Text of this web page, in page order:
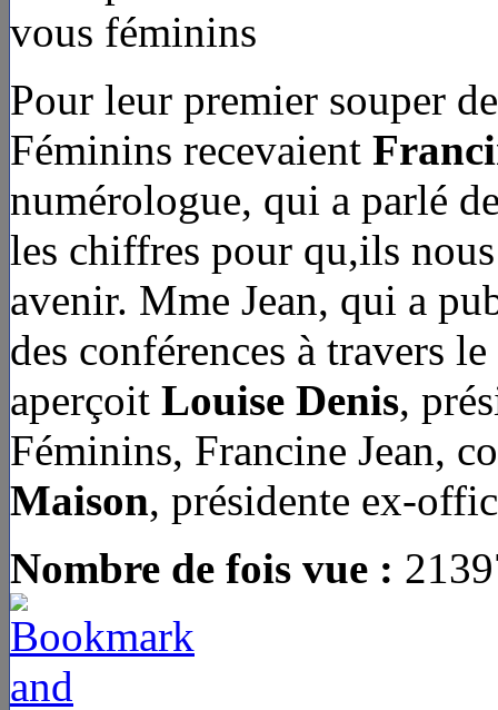
Pour leur premier souper
Féminins recevaient
numérologue, qui a parlé
les chiffres pour qu,ils
avenir. Mme Jean, qui a
des conférences à travers
aperçoit Louise Denis,
Féminins, Francine Jean,
Maison, présidente ex-
Nombre de fois vue :